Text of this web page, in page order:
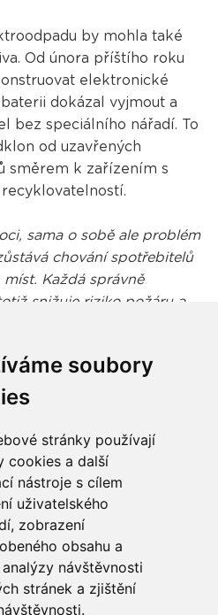
soubory
stránky používají
cookies a další
nástroje s cílem
uživatelského
zobrazení
obsahu a
návštěvnosti
stránek a zjištění
by mohla také
Od února příštího roku
elektronické
dokázal vyjmout a
bez speciálního nářadí. To
od uzavřených
směrem k zařízením s
sama o sobě ale problém
chování spotřebitelů
Každá správně
snižuje riziko požáru a
ekonomice, jelikož
které by jinak
uzavírá David Chytil,
REMA Systém.
ve spojení